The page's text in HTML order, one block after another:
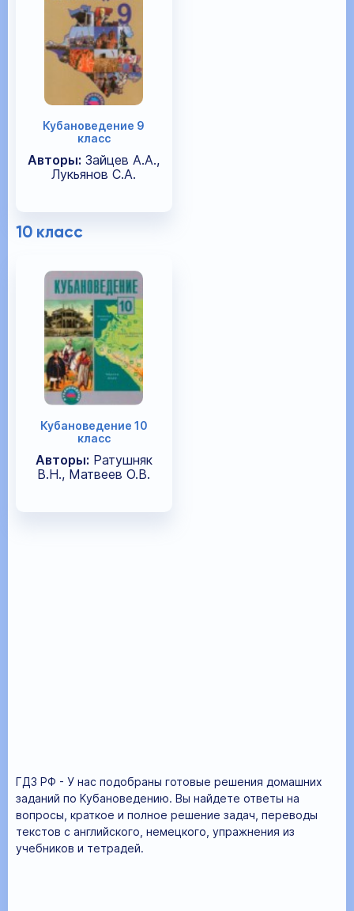
Кубановедение 9
класс
Авторы: Зайцев А.А.,
Лукьянов С.А.
10 класс
Кубановедение 10
класс
Авторы: Ратушняк
В.Н., Матвеев О.В.
ГДЗ РФ - У нас подобраны готовые решения домашних
заданий по Кубановедению. Вы найдете ответы на
вопросы, краткое и полное решение задач, переводы
текстов с английского, немецкого, упражнения из
учебников и тетрадей.